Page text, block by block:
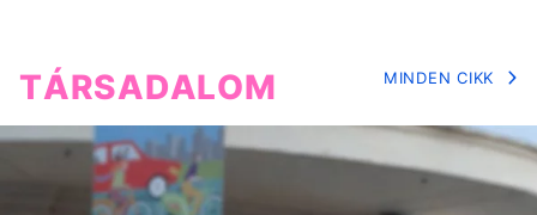
TÁRSADALOM MINDEN CIKK